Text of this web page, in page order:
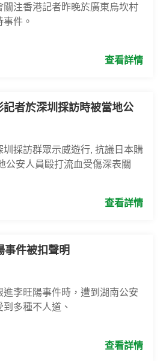
關注香港記者昨晚於廣東烏坎村
件。
查看詳情
者於深圳採訪時被當地公
採訪群眾示威遊行, 抗議日本購
公安人員毆打流血受傷深表關
查看詳情
事件被扣聲明
李旺陽事件時，遭到湖南公安
多種不人道、
查看詳情